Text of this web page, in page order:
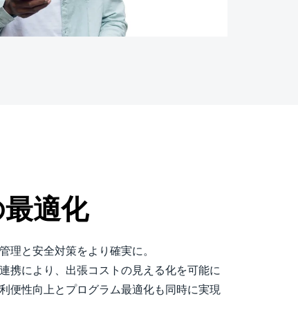
適化
理と安全対策をより確実に。
携により、出張コストの見える化を可能に
便性向上とプログラム最適化も同時に実現